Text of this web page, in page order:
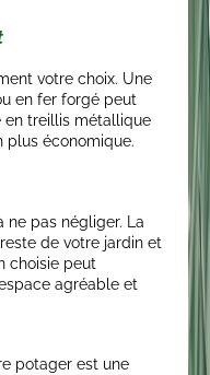
votre choix. Une
en fer forgé peut
en treillis métallique
plus économique.
ne pas négliger. La
de votre jardin et
choisie peut
agréable et
potager est une